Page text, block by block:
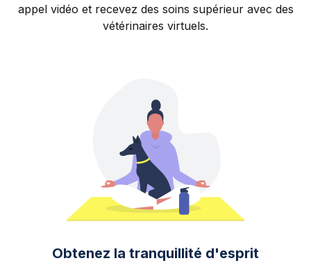
appel vidéo et recevez des soins supérieur avec des
vétérinaires virtuels.
Obtenez la tranquillité d'esprit